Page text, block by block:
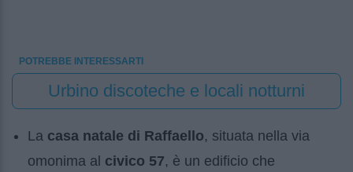
POTREBBE INTERESSARTI
Urbino discoteche e locali notturni
La casa natale di Raffaello, situata nella via
omonima al civico 57, è un edificio che